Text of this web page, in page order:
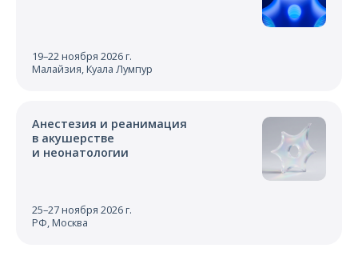
19–22 ноября 2026 г.
Малайзия, Куала Лумпур
Анестезия и реанимация
в акушерстве
и неонатологии
25–27 ноября 2026 г.
РФ, Москва